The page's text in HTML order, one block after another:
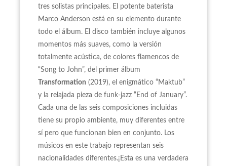
tres solistas principales. El potente baterista
Marco Anderson está en su elemento durante
todo el álbum. El disco también incluye algunos
momentos más suaves, como la versión
totalmente acústica, de colores flamencos de
“Song to John”, del primer álbum
Transformation (2019), el enigmático “Maktub”
y la relajada pieza de funk-jazz “End of January”.
Cada una de las seis composiciones incluidas
tiene su propio ambiente, muy diferentes entre
sí pero que funcionan bien en conjunto. Los
músicos en este trabajo representan seis
nacionalidades diferentes.¡Esta es una verdadera